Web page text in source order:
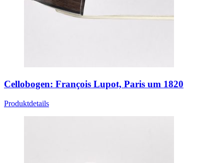
Cellobogen: François Lupot, Paris um 1820
Produktdetails